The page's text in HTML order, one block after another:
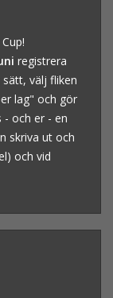
registrera
välj fliken
lag" och gör
- och er - en
skriva ut och
och vid